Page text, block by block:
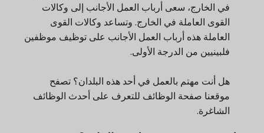
في الخارج، سعى أرباب العمل الأجانب إلى وكالات
القوى العاملة في الخارج. وتساعد وكالات القوى
العاملة هذه أرباب العمل الأجانب على توظيف موظفين
فلبينيين من الدرجة الأولى.
هل أنت مهتم بالعمل في أحد هذه البلدان؟ تصفح
موقعنا صفحة الوظائف للتعرف على أحدث الوظائف
الشاغرة.